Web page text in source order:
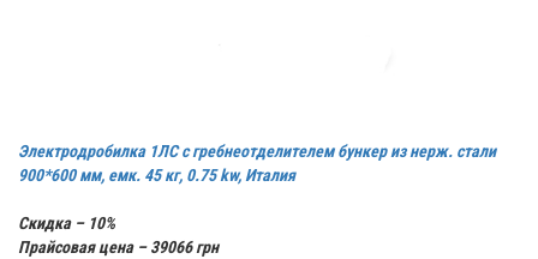
Электродробилка 1ЛС с гребнеотделителем бункер из нерж. стали
900*600 мм, емк. 45 кг, 0.75 kw, Италия
Скидка – 10%
Прайсовая цена – 39066 грн